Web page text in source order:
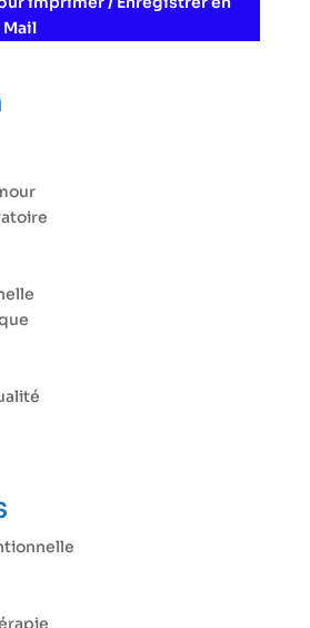
Mail